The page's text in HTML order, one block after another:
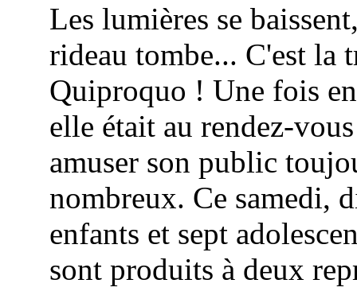
Les lumières se
rideau tombe... C'est la
Quiproquo ! Une fois
elle était au rendez-
amuser son public
nombreux. Ce samedi,
enfants et sept
sont produits à deux